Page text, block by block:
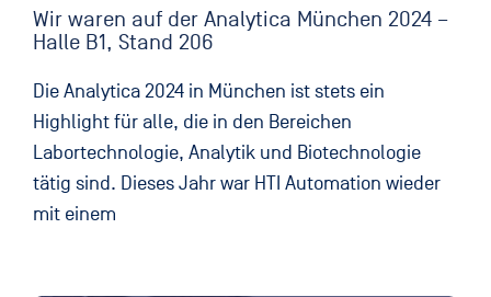
Wir waren auf der Analytica München 2024 –
Halle B1, Stand 206
Die Analytica 2024 in München ist stets ein
Highlight für alle, die in den Bereichen
Labortechnologie, Analytik und Biotechnologie
tätig sind. Dieses Jahr war HTI Automation wieder
mit einem